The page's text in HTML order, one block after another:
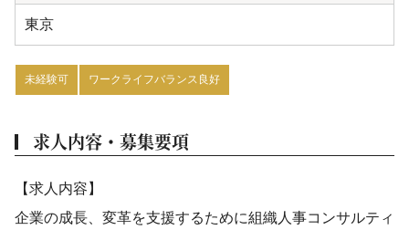
東京
未経験可 ワークライフバランス良好
求人内容・募集要項
【求人内容】
企業の成長、変革を支援するために組織人事コンサルティ